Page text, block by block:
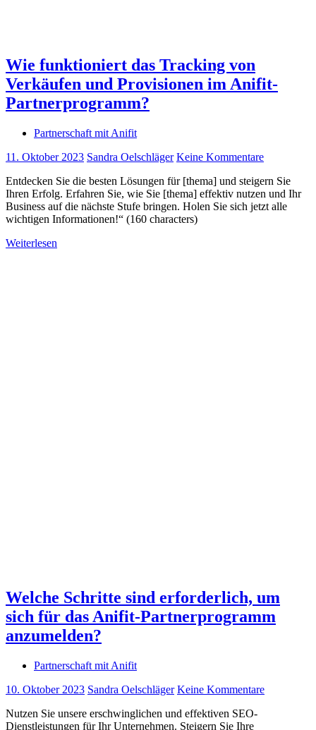
Wie funktioniert das Tracking von
Verkäufen und Provisionen im Anifit-
Partnerprogramm?
Partnerschaft mit Anifit
11. Oktober 2023 Sandra Oelschläger Keine Kommentare
Entdecken Sie die besten Lösungen für [thema] und steigern Sie
Ihren Erfolg. Erfahren Sie, wie Sie [thema] effektiv nutzen und Ihr
Business auf die nächste Stufe bringen. Holen Sie sich jetzt alle
wichtigen Informationen!“ (160 characters)
Weiterlesen
Welche Schritte sind erforderlich, um
sich für das Anifit-Partnerprogramm
anzumelden?
Partnerschaft mit Anifit
10. Oktober 2023 Sandra Oelschläger Keine Kommentare
Nutzen Sie unsere erschwinglichen und effektiven SEO-
Dienstleistungen für Ihr Unternehmen. Steigern Sie Ihre